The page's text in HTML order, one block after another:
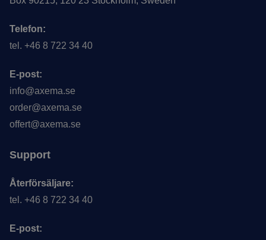
Telefon:
tel. +46 8 722 34 40
E-post:
info@axema.se
order@axema.se
offert@axema.se
Support
Återförsäljare:
tel. +46 8 722 34 40
E-post: